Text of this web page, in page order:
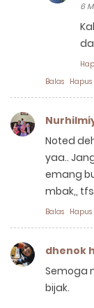
Balas Hapus
6
Noted
yaa..
emang
mbak,, tfs
Balas Hapus
dhenok
Semoga
bijak.